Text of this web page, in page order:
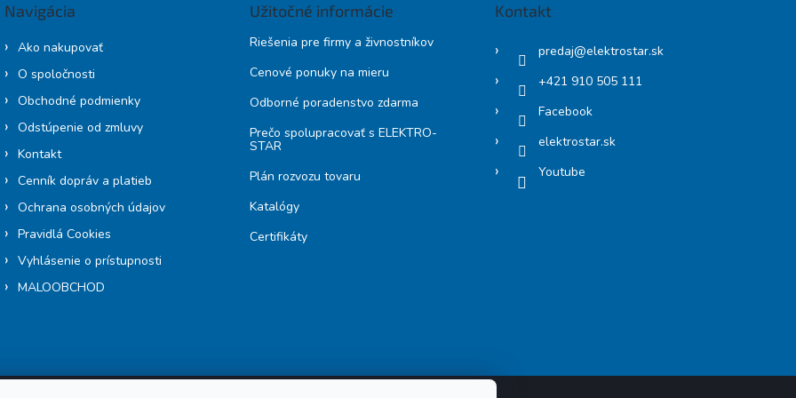
Navigácia
Ako nakupovať
O spoločnosti
Obchodné podmienky
Odstúpenie od zmluvy
Kontakt
Cenník dopráv a platieb
Ochrana osobných údajov
Pravidlá Cookies
Vyhlásenie o prístupnosti
MALOOBCHOD
Užitočné informácie
Riešenia pre firmy a živnostníkov
Cenové ponuky na mieru
Odborné poradenstvo zdarma
Prečo spolupracovať s ELEKTRO-
STAR
Plán rozvozu tovaru
Katalógy
Certifikáty
Kontakt
predaj@elektrostar.sk
+421 910 505 111
Facebook
elektrostar.sk
Youtube